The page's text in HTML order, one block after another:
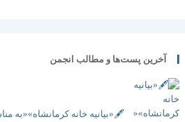
آخرین پست‌ها و مطالب انجمن
🖋️«بیانیه خانه کرمانشاه»«به